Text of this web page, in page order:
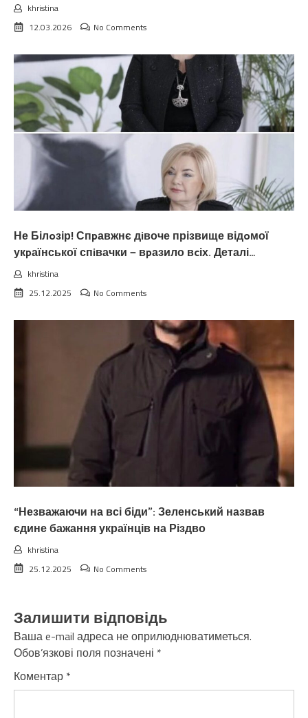
khristina
12.03.2026
No Comments
Не Білoзір! Спpавжнє дiвоче прізвище відoмої
укpаїнської спiвачки — вpазило вcіх. Деталі…
khristina
25.12.2025
No Comments
“Незважаючи на всі біди”: Зеленський назвав
єдине бажання українців на Різдво
khristina
25.12.2025
No Comments
Залишити відповідь
Ваша e-mail адреса не оприлюднюватиметься.
Обов’язкові поля позначені *
Коментар *